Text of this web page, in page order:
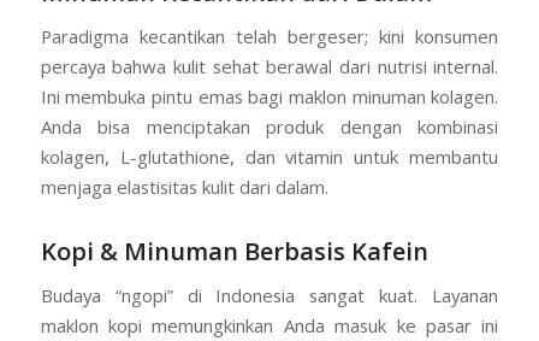
Paradigma kecantikan telah bergeser; kini konsumen
percaya bahwa kulit sehat berawal dari nutrisi internal.
Ini membuka pintu emas bagi maklon minuman kolagen.
Anda bisa menciptakan produk dengan kombinasi
kolagen, L-glutathione, dan vitamin untuk membantu
menjaga elastisitas kulit dari dalam.
Kopi & Minuman Berbasis Kafein
Budaya “ngopi” di Indonesia sangat kuat. Layanan
maklon kopi memungkinkan Anda masuk ke pasar ini